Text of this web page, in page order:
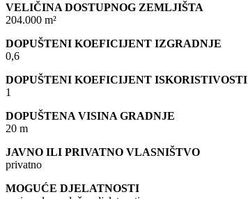
VELIČINA DOSTUPNOG ZEMLJIŠTA
204.000 m²
DOPUŠTENI KOEFICIJENT IZGRADNJE
0,6
DOPUŠTENI KOEFICIJENT ISKORISTIVOSTI
1
DOPUŠTENA VISINA GRADNJE
20 m
JAVNO ILI PRIVATNO VLASNIŠTVO
privatno
MOGUĆE DJELATNOSTI